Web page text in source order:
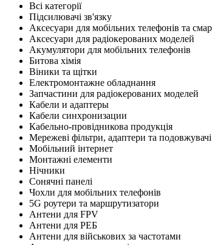
Всі категорії
Підсилювачі зв'язку
Аксесуари для мобільних телефонів та
Аксесуари для радіокерованих моделей
Акумулятори для мобільних телефонів
Битова хімія
Віники та щітки
Електромонтажне обладнання
Запчастини для радіокерованих моделей
Кабели и адаптеры
Кабели синхронизации
Кабельно-провідникова продукція
Мережеві фільтри, адаптери та
Мобільний інтернет
Монтажні елементи
Нічники
Сонячні панелі
Чохли для мобільних телефонів
5G роутери та маршрутизатори
Антени для FPV
Антени для РЕБ
Антени для військових за частотами